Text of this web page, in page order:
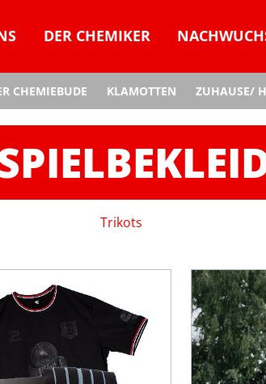
DER CHEMIKER
CHEMIEBUDE KLAMOTTEN ZUHAUSE/
Trikots